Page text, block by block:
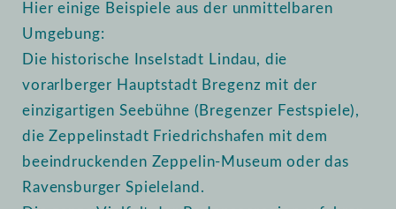
Hier einige Beispiele aus der unmittelbaren
Umgebung:
Die historische Inselstadt Lindau, die
vorarlberger Hauptstadt Bregenz mit der
einzigartigen Seebühne (Bregenzer Festspiele),
die Zeppelinstadt Friedrichshafen mit dem
beeindruckenden Zeppelin-Museum oder das
Ravensburger Spieleland.